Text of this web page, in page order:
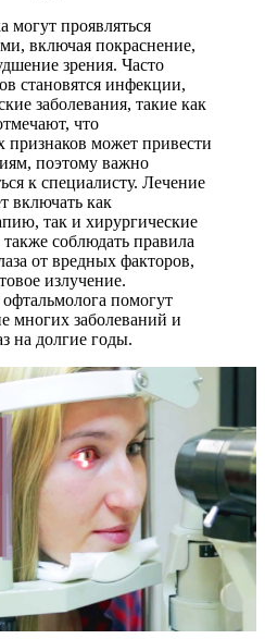
могут проявляться
включая покраснение,
зрения. Часто
становятся инфекции,
заболевания, такие как
что
признаков может привести
поэтому важно
к специалисту. Лечение
включать как
так и хирургические
соблюдать правила
от вредных факторов,
излучение.
помогут
многих заболеваний и
на долгие годы.